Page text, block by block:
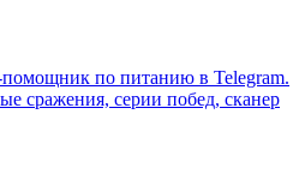
по питанию в Telegram.
сражения, серии побед, сканер